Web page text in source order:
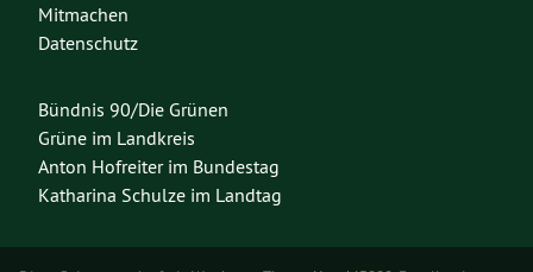
Mitmachen
Datenschutz
Bündnis 90/Die Grünen
Grüne im Landkreis
Anton Hofreiter im Bundestag
Katharina Schulze im Landtag